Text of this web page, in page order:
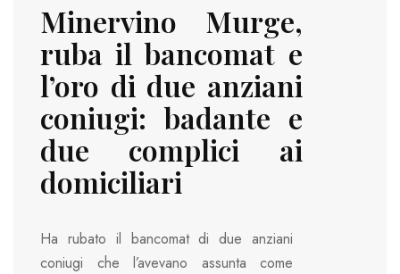
Minervino Murge,
ruba il bancomat e
l’oro di due anziani
coniugi: badante e
due complici ai
domiciliari
Ha rubato il bancomat di due anziani
coniugi che l’avevano assunta come